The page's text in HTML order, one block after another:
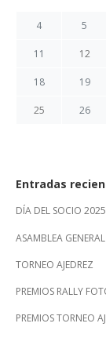
4 5
11 12
18 19
25 26
Entradas
DÍA DEL SOCIO 2025
ASAMBLEA
TORNEO AJEDREZ
PREMIOS RALLY
PREMIOS TORNEO